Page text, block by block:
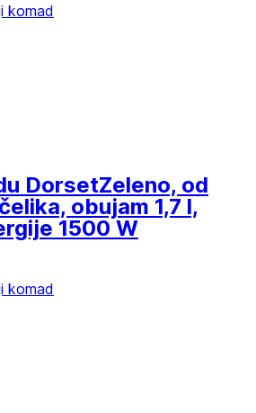
komad
DorsetZeleno, od
obujam 1,7 l,
1500 W
komad